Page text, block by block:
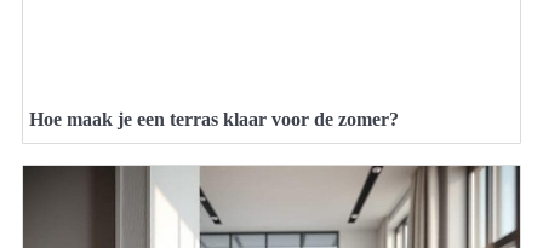
Hoe maak je een terras klaar voor de zomer?